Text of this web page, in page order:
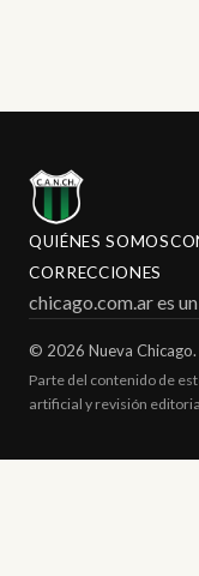
QUIÉNES SOMOS
CORRECCIONES
chicago.com.ar es
© 2026 Nueva
Parte del contenido de
artificial y revisión